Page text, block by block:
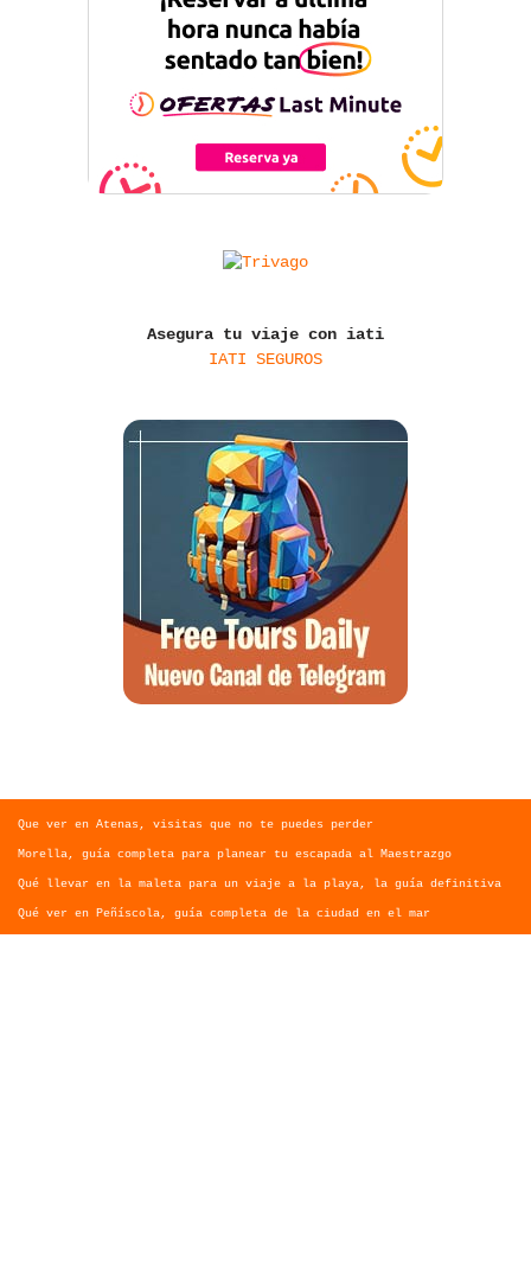
Asegura tu viaje con iati
IATI SEGUROS
Que ver en Atenas, visitas que no te puedes perder
Morella, guía completa para planear tu escapada al Maestrazgo
Qué llevar en la maleta para un viaje a la playa, la guía definitiva
Qué ver en Peñíscola, guía completa de la ciudad en el mar